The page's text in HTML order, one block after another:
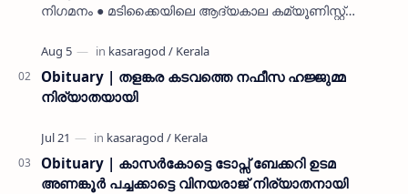
നിഗമനം ● മടിക്കൈയിലെ ആദ്യകാല കമ്യൂണിസ്റ്റ്
മകളാണ് ● വിവരമറിഞ്ഞ് ജനപ്ര…
Obituary | തളങ്കര കടവത്തെ നഫീസ ഹജ്ജുമ്മ
നിര്യാതയായി
Obituary | കാസർകോട്ടെ ടോപ്സ് ബേക്കറി ഉടമ
അണങ്കൂർ പച്ചക്കാട്ടെ വിനയരാജ് നിര്യാതനായി